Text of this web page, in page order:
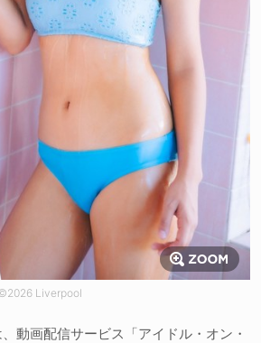
Liverpool
動画配信サービス「アイドル・オン・